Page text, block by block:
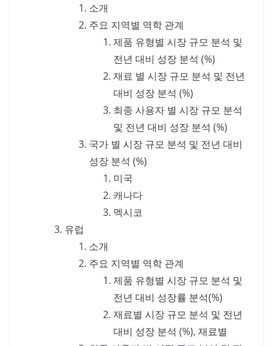
소개
주요 지역별 역학 관계
제품 유형별 시장 규모 분석 및
전년 대비 성장 분석 (%)
재료 별 시장 규모 분석 및 전년
대비 성장 분석 (%)
최종 사용자 별 시장 규모 분석
및 전년 대비 성장 분석 (%)
국가 별 시장 규모 분석 및 전년 대비
성장 분석 (%)
미국
캐나다
멕시코
유럽
소개
주요 지역별 역학 관계
제품 유형별 시장 규모 분석 및
전년 대비 성장률 분석(%)
재료별 시장 규모 분석 및 전년
대비 성장 분석 (%), 재료별